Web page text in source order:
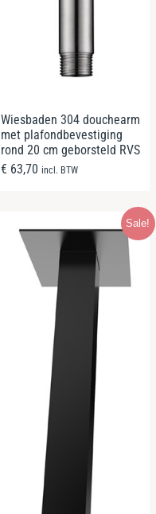
Wiesbaden 304 douchearm
met plafondbevestiging
rond 20 cm geborsteld RVS
€ 63,70 incl. BTW
Sale!